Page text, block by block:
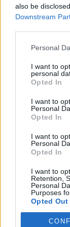
also be
Downstream
Personal
I want to
personal
Opted In
I want to
Personal
Opted In
I want to
Personal
Opted In
I want to
Retention,
Personal
Purposes
Opted Out
nyílt nap
Pázmány